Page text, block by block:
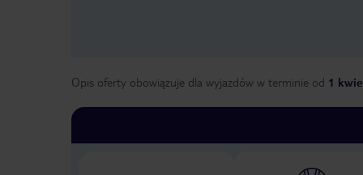
Opis oferty obowiązuje dla wyjazdów w terminie od 1